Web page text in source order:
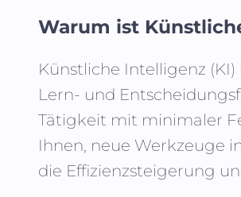
Warum ist
Künstliche Intelligenz (KI)
Lern- und
Tätigkeit mit minimaler
Ihnen, neue Werkzeuge
die Effizienzsteigerung